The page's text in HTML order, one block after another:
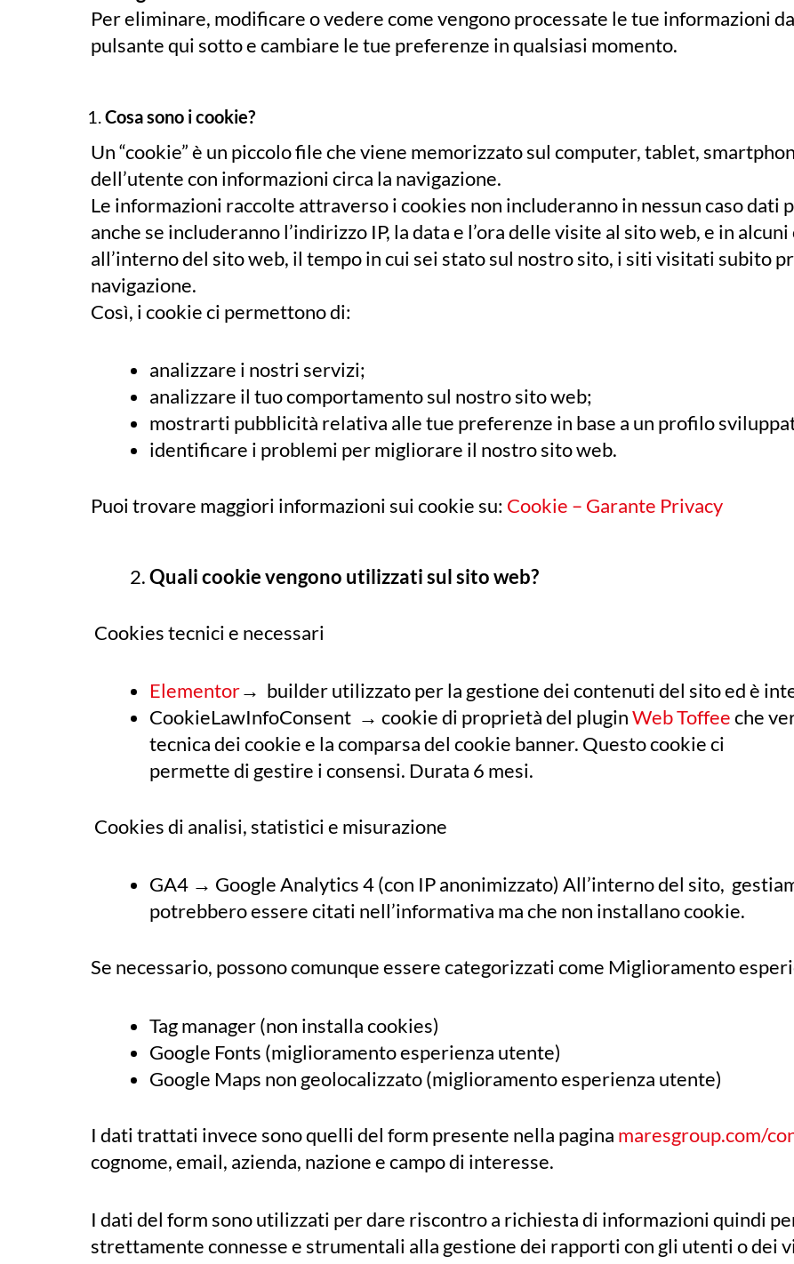
Per eliminare, modificare o vedere come vengono processate le tue informazioni
pulsante qui sotto e cambiare le tue preferenze in qualsiasi momento.
Cosa sono i cookie?
Un “cookie” è un piccolo file che viene memorizzato sul computer, tablet,
dell’utente con informazioni circa la navigazione.
Le informazioni raccolte attraverso i cookies non includeranno in nessun caso
anche se includeranno l’indirizzo IP, la data e l’ora delle visite al sito web, e in
all’interno del sito web, il tempo in cui sei stato sul nostro sito, i siti visitati subito
navigazione.
Così, i cookie ci permettono di:
analizzare i nostri servizi;
analizzare il tuo comportamento sul nostro sito web;
mostrarti pubblicità relativa alle tue preferenze in base a un profilo
identificare i problemi per migliorare il nostro sito web.
Puoi trovare maggiori informazioni sui cookie su: Cookie – Garante Privacy
Quali cookie vengono utilizzati sul sito web?
Cookies tecnici e necessari
Elementor→ builder utilizzato per la gestione dei contenuti del sito ed è
CookieLawInfoConsent → cookie di proprietà del pluginWeb Toffeeche
tecnica dei cookie e la comparsa del cookie banner. Questo cookie ci
permette di gestire i consensi. Durata 6 mesi.
Cookies di analisi, statistici e misurazione
GA4 → Google Analytics 4 (con IP anonimizzato) All’interno del sito,
potrebbero essere citati nell’informativa ma che non installano cookie.
Se necessario, possono comunque essere categorizzati come Miglioramento
Tag manager (non installa cookies)
Google Fonts (miglioramento esperienza utente)
Google Maps non geolocalizzato (miglioramento esperienza utente)
I dati trattati invece sono quelli del form presente nella pagina maresgroup.com/
cognome, email, azienda, nazione e campo di interesse.
I dati del form sono utilizzati per dare riscontro a richiesta di informazioni quindi
strettamente connesse e strumentali alla gestione dei rapporti con gli utenti o dei